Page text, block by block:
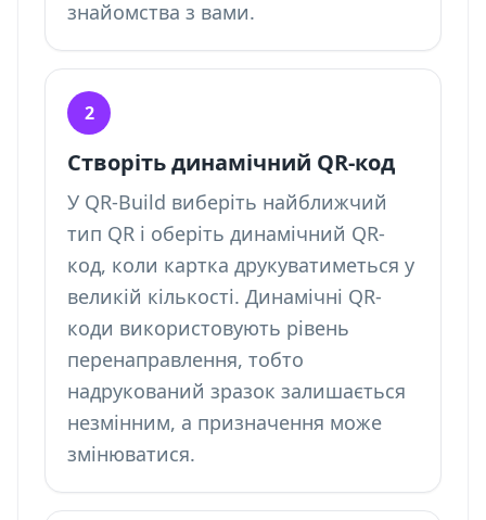
знайомства з вами.
2
Створіть динамічний QR-код
У QR-Build виберіть найближчий
тип QR і оберіть динамічний QR-
код, коли картка друкуватиметься у
великій кількості. Динамічні QR-
коди використовують рівень
перенаправлення, тобто
надрукований зразок залишається
незмінним, а призначення може
змінюватися.